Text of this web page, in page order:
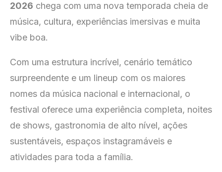
2026 chega com uma nova temporada cheia de
música, cultura, experiências imersivas e muita
vibe boa.
Com uma estrutura incrível, cenário temático
surpreendente e um lineup com os maiores
nomes da música nacional e internacional, o
festival oferece uma experiência completa, noites
de shows, gastronomia de alto nível, ações
sustentáveis, espaços instagramáveis e
atividades para toda a família.